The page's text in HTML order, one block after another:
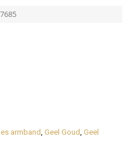
armband Geel Goud Geel